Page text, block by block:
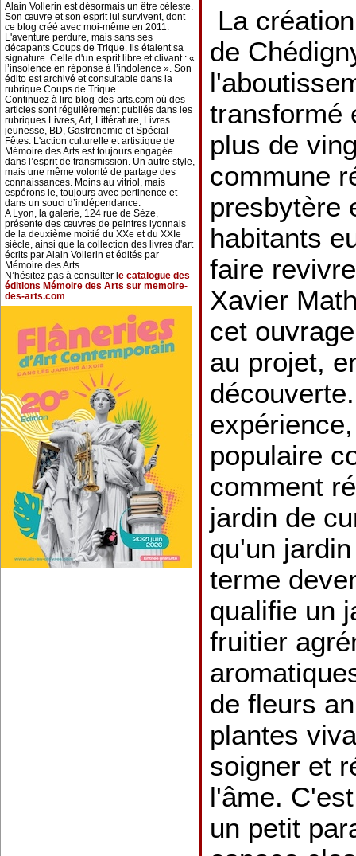
Alain Vollerin est désormais un être céleste.
Son œuvre et son esprit lui survivent, dont
ce blog créé avec moi-même en 2011.
L'aventure perdure, mais sans ses
décapants Coups de Trique. Ils étaient sa
signature. Celle d'un esprit libre et clivant : «
l’insolence en réponse à l’indolence ». Son
édito est archivé et consultable dans la
rubrique Coups de Trique.
Continuez à lire blog-des-arts.com où des
articles sont régulièrement publiés dans les
rubriques Livres, Art, Littérature, Livres
jeunesse, BD, Gastronomie et Spécial
Fêtes. L'action culturelle et artistique de
Mémoire des Arts est toujours engagée
dans l’esprit de transmission. Un autre style,
mais une même volonté de partage des
connaissances. Moins au vitriol, mais
espérons le, toujours avec pertinence et
dans un souci d’indépendance.
A Lyon, la galerie, 124 rue de Sèze,
présente des œuvres de peintres lyonnais
de la deuxième moitié du XXe et du XXIe
siècle, ainsi que la collection des livres d'art
écrits par Alain Vollerin et édités par
Mémoire des Arts.
N’hésitez pas à consulter l e catalogue des
éditions Mémoire des Arts sur memoire-
des-arts.com
La
de
transformé
plus de
commune
presbytère
habitants
faire
Xavier
cet
au projet,
populaire
comment
jardin de
qu'un
terme
qualifie un
fruitier
de fleurs
plantes
soigner et
l'âme.
un petit